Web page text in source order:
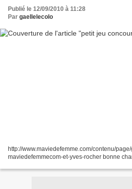
Publié le 12/09/2010 à 11:28
Par gaellelecolo
http://www.maviedefemme.com/contenu/
maviedefemmecom-et-yves-rocher bonne